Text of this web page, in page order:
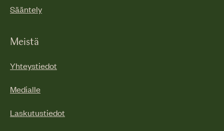
Sääntely
Meistä
Yhteystiedot
Medialle
Laskutustiedot